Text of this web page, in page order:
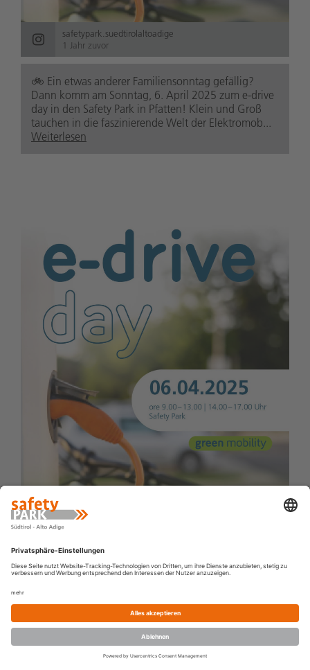
GUTSCHEIN NEWS
safetypark.suedtirolaltoadige
1 Jahr zuvor
🚲️ Ein etwas anderer Familiensonntag gefällig?
Dann komm am Sonntag, 6. April 2025 zum e-drive
day in den Safety Park in Pfatten! Klein und Groß
tauchen in die faszinierende Welt der Elektromob...
Weiterlesen
1 Jahr zuvor
Kennst du schon unser 👉🚘 Intensiv-Training II? Bei
diesem Training kannst du deinen Fahrstil weiter
verfeinern und wiederholst die Übungen aus dem
Weiterlesen